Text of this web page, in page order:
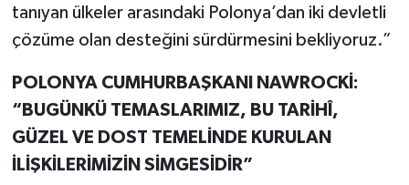
tanıyan ülkeler arasındaki Polonya’dan iki devletli
çözüme olan desteğini sürdürmesini bekliyoruz.”
POLONYA CUMHURBAŞKANI NAWROCKİ:
“BUGÜNKÜ TEMASLARIMIZ, BU TARİHÎ,
GÜZEL VE DOST TEMELİNDE KURULAN
İLİŞKİLERİMİZİN SİMGESİDİR”